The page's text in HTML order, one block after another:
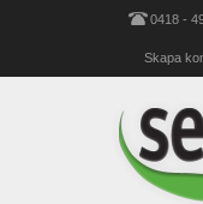
0418 -
Skapa